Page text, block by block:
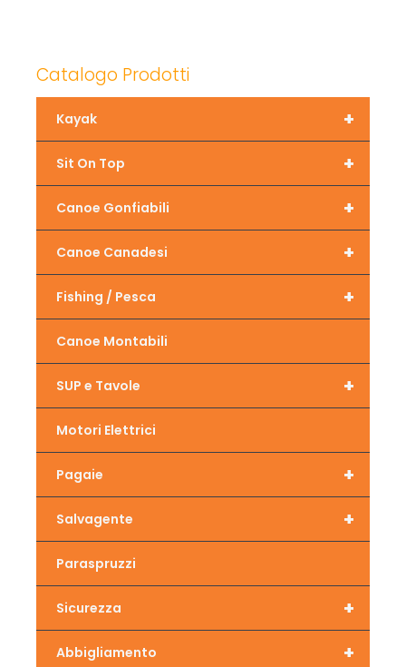
Catalogo Prodotti
+
Kayak
+
Sit On Top
+
Canoe Gonfiabili
+
Canoe Canadesi
+
Fishing / Pesca
Canoe Montabili
+
SUP e Tavole
Motori Elettrici
+
Pagaie
+
Salvagente
Paraspruzzi
+
Sicurezza
+
Abbigliamento